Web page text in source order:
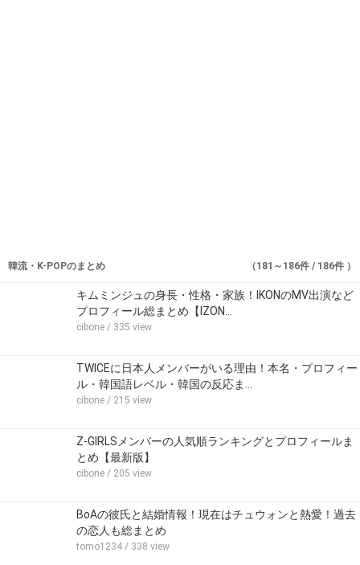
韓流・K-POPのまとめ （181～186件 / 186件 ）
キムミンジュの身長・性格・家族！IKONのMV出演など
プロフィール総まとめ【IZON…
cibone / 335 view
TWICEに日本人メンバーがいる理由！本名・プロフィー
ル・韓国語レベル・韓国の反応ま…
cibone / 215 view
Z-GIRLSメンバーの人気順ランキングとプロフィールま
とめ【最新版】
cibone / 205 view
BoAの彼氏と結婚情報！現在はチュウォンと熱愛！過去
の恋人も総まとめ
tomo1234 / 338 view